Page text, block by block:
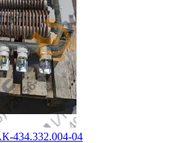
434.332.004-04